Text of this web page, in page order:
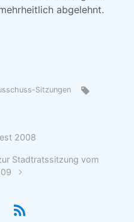
abgelehnt.
Sitzungen
2008
Stadtratssitzung vom